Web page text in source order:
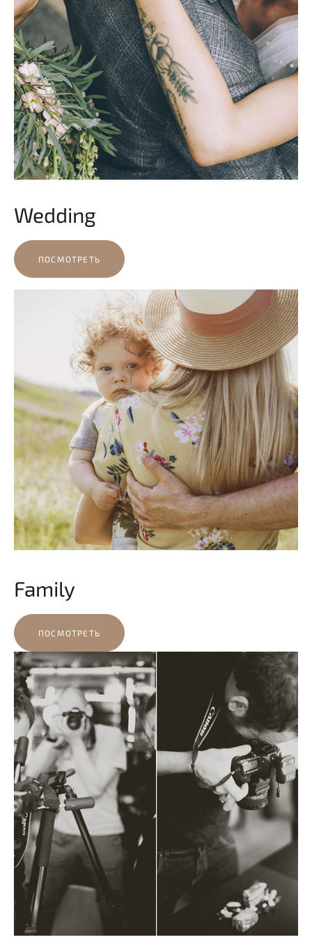
Wedding
ПОСМОТРЕТЬ
Family
ПОСМОТРЕТЬ